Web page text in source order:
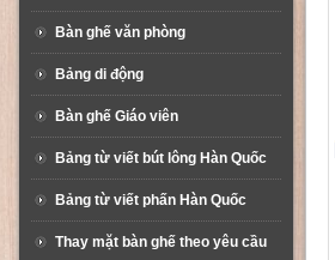
Bàn ghế văn phòng
Bảng di động
Bàn ghế Giáo viên
Bảng từ viết bút lông Hàn Quốc
Bảng từ viết phấn Hàn Quốc
Thay mặt bàn ghế theo yêu cầu